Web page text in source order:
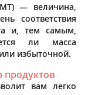
— величина,
соответствия
и, тем самым,
ли масса
избыточной.
продуктов
вам легко